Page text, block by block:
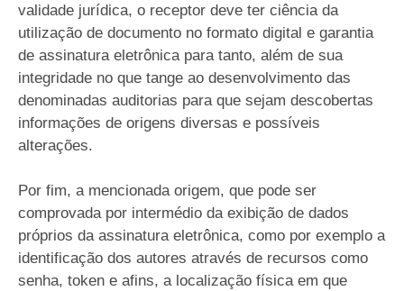
validade jurídica, o receptor deve ter ciência da
utilização de documento no formato digital e garantia
de assinatura eletrônica para tanto, além de sua
integridade no que tange ao desenvolvimento das
denominadas auditorias para que sejam descobertas
informações de origens diversas e possíveis
alterações.
Por fim, a mencionada origem, que pode ser
comprovada por intermédio da exibição de dados
próprios da assinatura eletrônica, como por exemplo a
identificação dos autores através de recursos como
senha, token e afins, a localização física em que